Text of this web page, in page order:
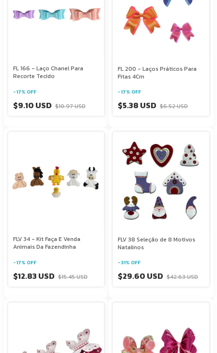
FL 166 - Laço Chanel Para
Recorte Tecido
-17% OFF
$9.10 USD $10.97 USD
FL 200 - Laços Práticos Para
Fitas 4Cm
-17% OFF
$5.38 USD $6.52 USD
FLV 34 - Kit Faça E Venda
Animais Da Fazendinha
-17% OFF
$12.83 USD $15.45 USD
FLV 38 Seleção de 8 Motivos
Natalinos
-31% OFF
$29.60 USD $42.63 USD